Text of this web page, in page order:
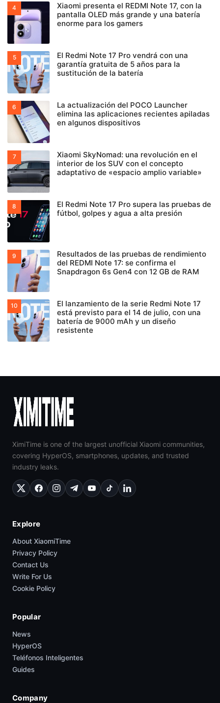
Xiaomi presenta el REDMI Note 17, con la
pantalla OLED más grande y una batería
enorme para los gamers
El Redmi Note 17 Pro vendrá con una
garantía gratuita de 5 años para la
sustitución de la batería
La actualización del POCO Launcher
elimina las aplicaciones recientes apiladas
en algunos dispositivos
Xiaomi SkyNomad: una revolución en el
interior de los SUV con el concepto
adaptativo de «espacio amplio variable»
El Redmi Note 17 Pro supera las pruebas de
fútbol, golpes y agua a alta presión
Resultados de las pruebas de rendimiento
del REDMI Note 17: se confirma el
Snapdragon 6s Gen4 con 12 GB de RAM
El lanzamiento de la serie Redmi Note 17
está previsto para el 14 de julio, con una
batería de 9000 mAh y un diseño
resistente
XimiTime is one of the largest unofficial Xiaomi communities,
covering HyperOS, smartphones, updates, and trusted
industry leaks.
Explore
About XiaomiTime
Privacy Policy
Contact Us
Write For Us
Cookie Policy
Popular
News
HyperOS
Teléfonos Inteligentes
Guides
Company